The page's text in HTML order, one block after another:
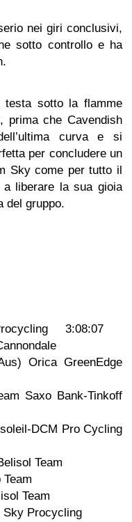
nei giri conclusivi,
sotto controllo e ha
sotto la flamme
prima che Cavendish
curva e si
per concludere un
Sky come per tutto il
liberare la sua gioia
del gruppo.
3:08:07
Orica GreenEdge
Saxo Bank-Tinkoff
DCM Pro Cycling
Team
Team
Procycling